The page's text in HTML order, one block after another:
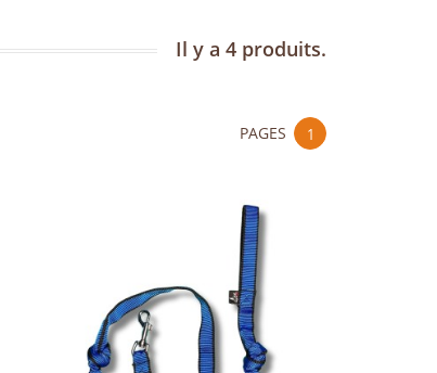
Il y a 4 produits.
PAGES 1